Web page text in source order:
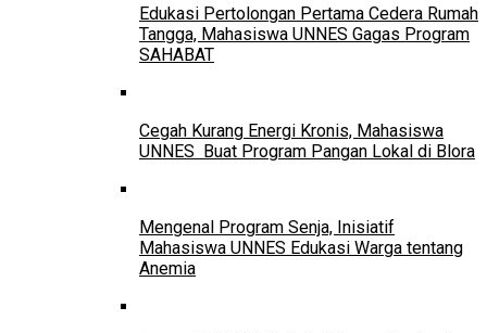
Edukasi Pertolongan Pertama Cedera Rumah
Tangga, Mahasiswa UNNES Gagas Program
SAHABAT
Cegah Kurang Energi Kronis, Mahasiswa
UNNES Buat Program Pangan Lokal di Blora
Mengenal Program Senja, Inisiatif
Mahasiswa UNNES Edukasi Warga tentang
Anemia